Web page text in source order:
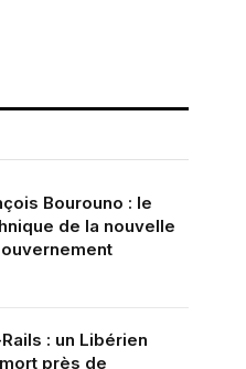
Bourouno : le
de la nouvelle
: un Libérien
près de